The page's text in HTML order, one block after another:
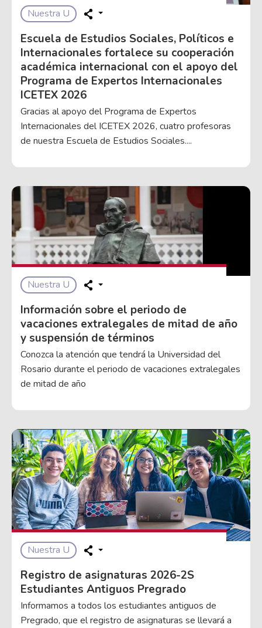
Nuestra U
Escuela de Estudios Sociales, Políticos e
Internacionales fortalece su cooperación
académica internacional con el apoyo del
Programa de Expertos Internacionales
ICETEX 2026
Gracias al apoyo del Programa de Expertos
Internacionales del ICETEX 2026, cuatro profesoras
de nuestra Escuela de Estudios Sociales....
Nuestra U
Información sobre el periodo de
vacaciones extralegales de mitad de año
y suspensión de términos
Conozca la atención que tendrá la Universidad del
Rosario durante el periodo de vacaciones extralegales
de mitad de año
Nuestra U
Registro de asignaturas 2026-2S
Estudiantes Antiguos Pregrado
Informamos a todos los estudiantes antiguos de
Pregrado, que el registro de asignaturas se llevará a